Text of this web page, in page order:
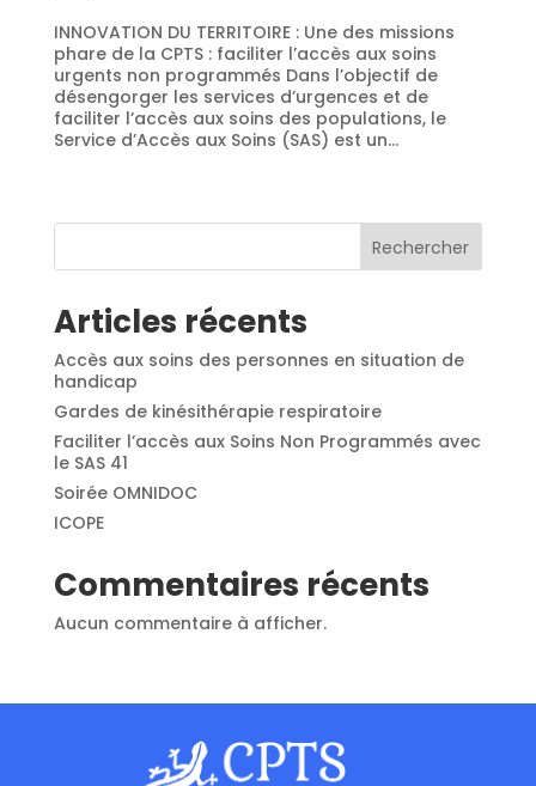
INNOVATION DU TERRITOIRE : Une des missions
phare de la CPTS : faciliter l’accès aux soins
urgents non programmés Dans l’objectif de
désengorger les services d’urgences et de
faciliter l’accès aux soins des populations, le
Service d’Accès aux Soins (SAS) est un...
Rechercher
Articles récents
Accès aux soins des personnes en situation de
handicap
Gardes de kinésithérapie respiratoire
Faciliter l’accès aux Soins Non Programmés avec
le SAS 41
Soirée OMNIDOC
ICOPE
Commentaires récents
Aucun commentaire à afficher.